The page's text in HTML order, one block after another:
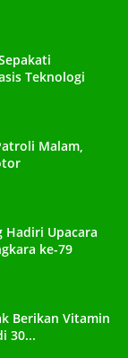
Teknologi
Malam,
Hadiri Upacara
ke-79
Berikan Vitamin
30...